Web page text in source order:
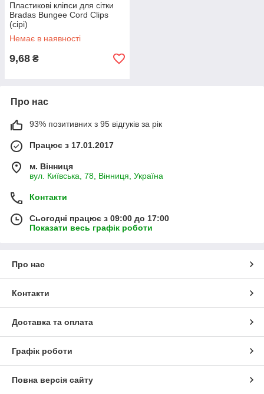
Пластикові кліпси для сітки
Bradas Bungee Cord Clips
(сірі)
Немає в наявності
9,68 ₴
Про нас
93% позитивних з 95 відгуків за рік
Працює з 17.01.2017
м. Вінниця
вул. Київська, 78, Вінниця, Україна
Контакти
Сьогодні працює з 09:00 до 17:00
Показати весь графік роботи
Про нас
Контакти
Доставка та оплата
Графік роботи
Повна версія сайту